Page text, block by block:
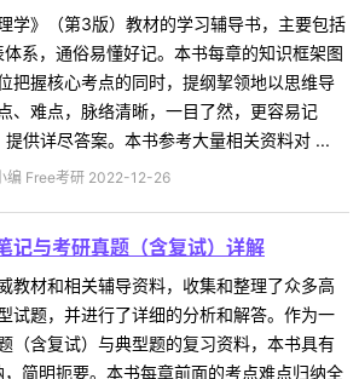
学》（第3版）教材的学习辅导书，主要包括
系，通俗易懂好记。本书每章的知识框架图
把握核心考点的同时，提纲挈领地以思维导
、难点，脉络清晰，一目了然，更容易记
供详尽答案。本书参考大量相关资料对 ...
编 Free考研 2022-12-26
记与考研真题（含复试）详解
教材和相关辅导资料，收集和整理了众多高
试题，并进行了详细的分析和解答。作为一
（含复试）与典型题的复习资料，本书具有
简明扼要。本书每章前面的考点难点归纳全